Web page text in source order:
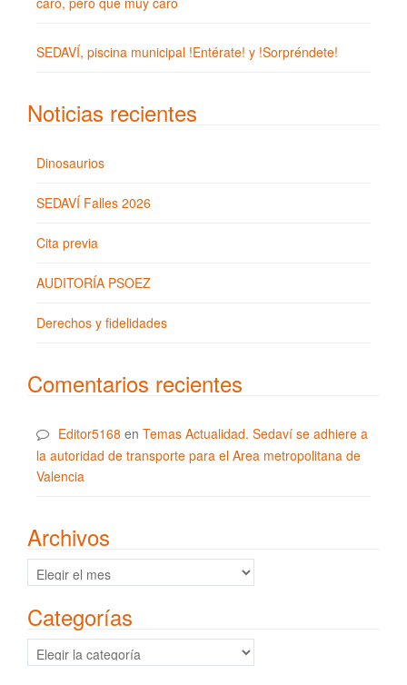
SEDAVÍ, piscina municipal !Entérate! y !Sorpréndete!
Noticias recientes
Dinosaurios
SEDAVÍ Falles 2026
Cita previa
AUDITORÍA PSOEZ
Derechos y fidelidades
Comentarios recientes
Editor5168 en Temas Actualidad. Sedaví se adhiere a
la autoridad de transporte para el Area metropolitana de
Valencia
Archivos
Archivos
Categorías
Categorías